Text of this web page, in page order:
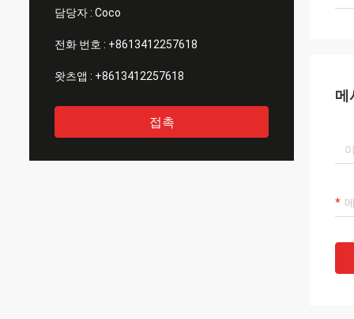
했습니다.
담당자 : Coco
전화 번호 : +8613412257618
왓츠앱 : +8613412257618
접촉
메